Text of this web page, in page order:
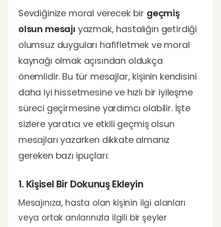
Sevdiğinize moral verecek bir geçmiş
olsun mesajı yazmak, hastalığın getirdiği
olumsuz duyguları hafifletmek ve moral
kaynağı olmak açısından oldukça
önemlidir. Bu tür mesajlar, kişinin kendisini
daha iyi hissetmesine ve hızlı bir iyileşme
süreci geçirmesine yardımcı olabilir. İşte
sizlere yaratıcı ve etkili geçmiş olsun
mesajları yazarken dikkate almanız
gereken bazı ipuçları:
1. Kişisel Bir Dokunuş Ekleyin
Mesajınıza, hasta olan kişinin ilgi alanları
veya ortak anılarınızla ilgili bir şeyler